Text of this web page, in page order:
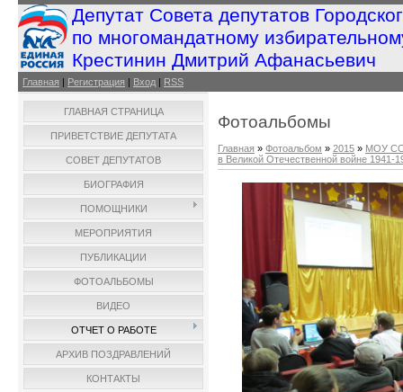
Депутат Совета депутатов
по многомандатному
Крестинин Дмитрий Афанасьевич
Главная | Регистрация | Вход | RSS
ГЛАВНАЯ СТРАНИЦА
ПРИВЕТСТВИЕ ДЕПУТАТА
СОВЕТ ДЕПУТАТОВ
БИОГРАФИЯ
ПОМОЩНИКИ
МЕРОПРИЯТИЯ
ПУБЛИКАЦИИ
ФОТОАЛЬБОМЫ
ВИДЕО
ОТЧЕТ О РАБОТЕ
АРХИВ ПОЗДРАВЛЕНИЙ
КОНТАКТЫ
Фотоальбомы
Главная » Фотоальбом » 2015 » МОУ
в Великой Отечественной войне 1941-